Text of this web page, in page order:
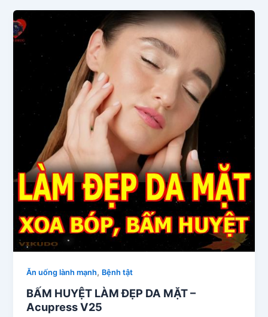
Ăn uống lành mạnh, Bệnh tật
BẤM HUYỆT LÀM ĐẸP DA MẶT –
Acupress V25